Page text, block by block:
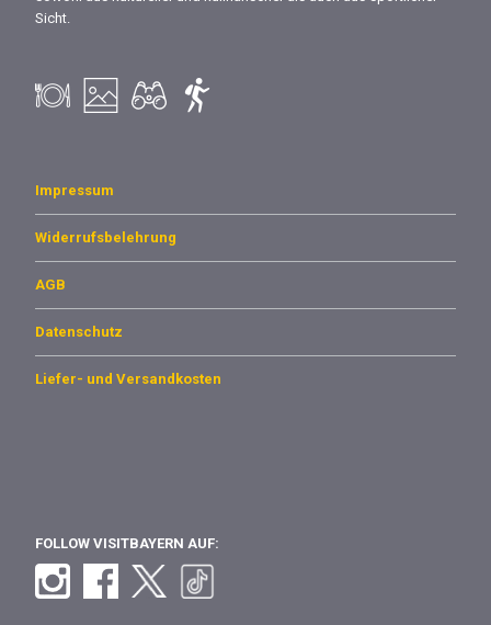
Sicht.
Impressum
Widerrufsbelehrung
AGB
Datenschutz
Liefer- und Versandkosten
FOLLOW VISITBAYERN AUF: